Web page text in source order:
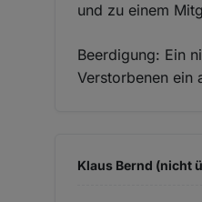
und zu einem
Beerdigung: Ein
Verstorbenen ein
Klaus Bernd (nicht